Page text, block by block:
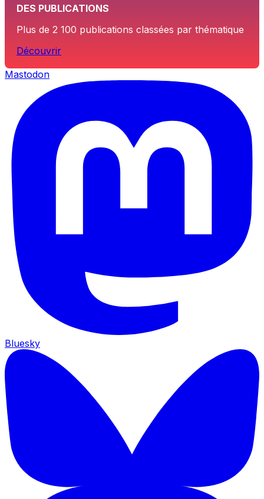
DES PUBLICATIONS
Plus de 2 100 publications classées par thématique
Découvrir
Mastodon
Bluesky